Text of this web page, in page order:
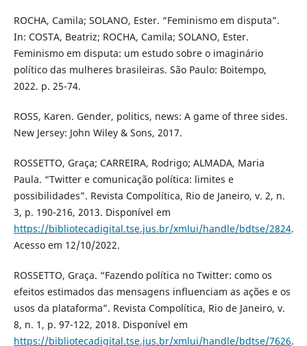
ROCHA, Camila; SOLANO, Ester. “Feminismo em disputa”.
In: COSTA, Beatriz; ROCHA, Camila; SOLANO, Ester.
Feminismo em disputa: um estudo sobre o imaginário
político das mulheres brasileiras. São Paulo: Boitempo,
2022. p. 25-74.
ROSS, Karen. Gender, politics, news: A game of three sides.
New Jersey: John Wiley & Sons, 2017.
ROSSETTO, Graça; CARREIRA, Rodrigo; ALMADA, Maria
Paula. “Twitter e comunicação política: limites e
possibilidades”. Revista Compolítica, Rio de Janeiro, v. 2, n.
3, p. 190-216, 2013. Disponível em
https://bibliotecadigital.tse.jus.br/xmlui/handle/bdtse/2824.
Acesso em 12/10/2022.
ROSSETTO, Graça. “Fazendo política no Twitter: como os
efeitos estimados das mensagens influenciam as ações e os
usos da plataforma”. Revista Compolítica, Rio de Janeiro, v.
8, n. 1, p. 97-122, 2018. Disponível em
https://bibliotecadigital.tse.jus.br/xmlui/handle/bdtse/7626.